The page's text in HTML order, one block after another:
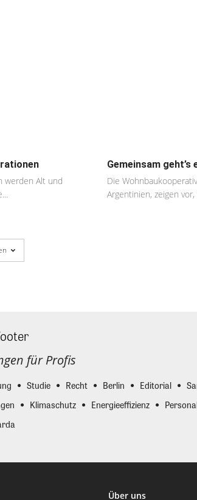
werden Alt und
Gemeinsam geht’s
Die
Argentinien, zeigen
für Profis
Studie Recht Berlin Editorial
Klimaschutz Energieeffizienz
Über uns